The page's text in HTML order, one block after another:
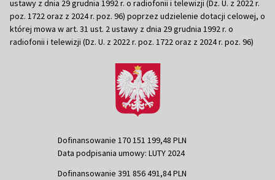
ustawy z dnia 29 grudnia 1992 r. o radiofonii i telewizji (Dz. U. z 2022 r.
poz. 1722 oraz z 2024 r. poz. 96) poprzez udzielenie dotacji celowej, o
której mowa w art. 31 ust. 2 ustawy z dnia 29 grudnia 1992 r. o
radiofonii i telewizji (Dz. U. z 2022 r. poz. 1722 oraz z 2024 r. poz. 96)
Dofinansowanie 170 151 199,48 PLN
Data podpisania umowy: LUTY 2024
Dofinansowanie 391 856 491,84 PLN